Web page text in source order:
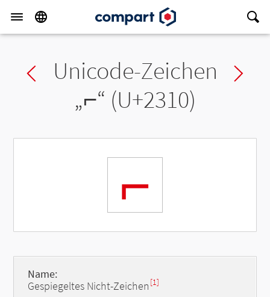
Previous char
Unicode-Zeichen
„⌐“ (U+2310)
⌐
Name:
Gespiegeltes Nicht-Zeichen [1]